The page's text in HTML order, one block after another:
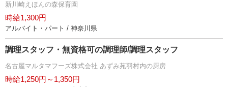
新川崎えほんの森保育園
時給1,300円
アルバイト・パート / 神奈川県
調理スタッフ・無資格可の調理師/調理スタッフ
名古屋マルタマフーズ株式会社 あずみ苑羽村内の厨房
時給1,250円～1,350円